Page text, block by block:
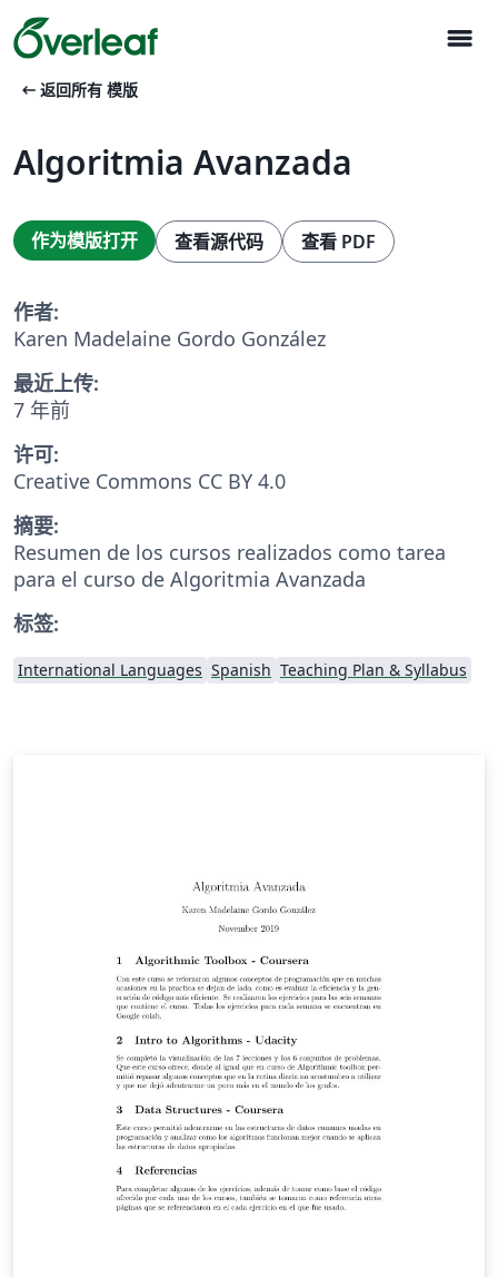
menu
arrow_left_alt 返回所有 模版
Algoritmia Avanzada
作为模版打开 查看源代码 查看 PDF
作者:
Karen Madelaine Gordo González
最近上传:
7 年前
许可:
Creative Commons CC BY 4.0
摘要:
Resumen de los cursos realizados como tarea
para el curso de Algoritmia Avanzada
标签:
International Languages Spanish Teaching Plan & Syllabus